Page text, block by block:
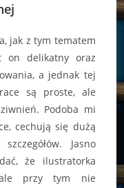
jak z tym tematem
on delikatny oraz
a jednak tej
są proste, ale
Podoba mi
cechują się dużą
Jasno
że ilustratorka
przy tym nie